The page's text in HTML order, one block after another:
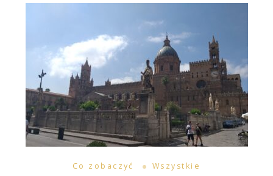
Co zobaczyć Wszystkie